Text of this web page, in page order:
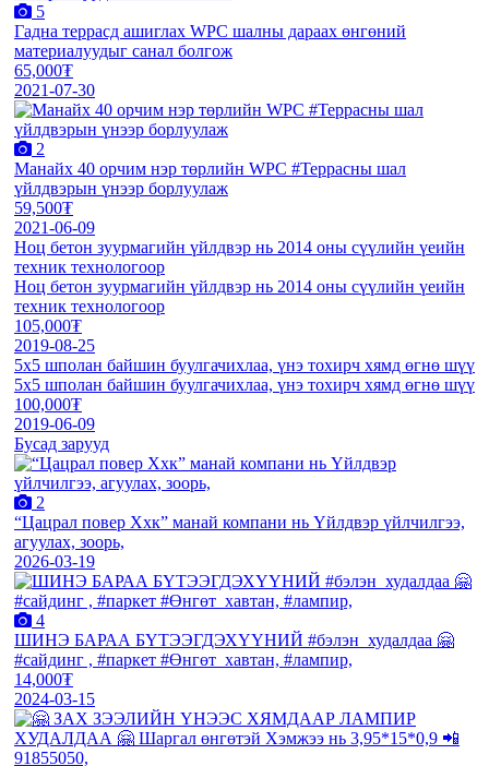
5
Гадна террасд ашиглах WPC шалны дараах өнгөний
материалуудыг санал болгож
65,000₮
2021-07-30
2
Манайх 40 орчим нэр төрлийн WPC #Террасны шал
үйлдвэрын үнээр борлуулаж
59,500₮
2021-06-09
Ноц бетон зуурмагийн үйлдвэр нь 2014 оны сүүлийн үеийн
техник технологоор
Ноц бетон зуурмагийн үйлдвэр нь 2014 оны сүүлийн үеийн
техник технологоор
105,000₮
2019-08-25
5x5 шполан байшин буулгачихлаа, үнэ тохирч хямд өгнө шүү
5x5 шполан байшин буулгачихлаа, үнэ тохирч хямд өгнө шүү
100,000₮
2019-06-09
Бусад зарууд
2
“Цацрал повер Ххк” манай компани нь Үйлдвэр үйлчилгээ,
агуулах, зоорь,
2026-03-19
4
ШИНЭ БАРАА БҮТЭЭГДЭХҮҮНИЙ #бэлэн_худалдаа 🤗
#сайдинг , #паркет #Өнгөт_хавтан, #лампир,
14,000₮
2024-03-15